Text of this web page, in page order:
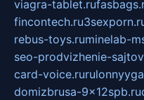
viagra-tablet.ru
fincontech.ru
rebus-toys.ruminelab-
seo-prodvizhenie-
card-voice.ru
domizbrusa-9x12spb.ru